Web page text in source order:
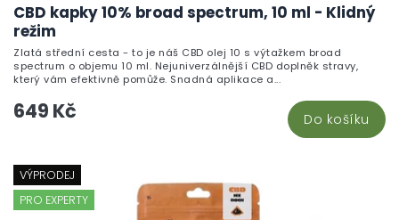
CBD kapky 10% broad spectrum, 10 ml - Klidný
režim
649 Kč Do košíku
Zlatá střední cesta - to je náš CBD olej 10 s výtažkem broad
spectrum o objemu 10 ml. Nejuniverzálnější CBD doplněk stravy,
který vám efektivně pomůže. Snadná aplikace a...
VÝPRODEJ
PRO EXPERTY